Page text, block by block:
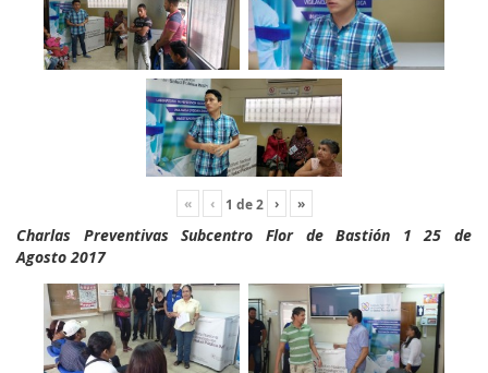
« ‹ 1 de2 › »
Charlas Preventivas Subcentro Flor de Bastión 1 25 de
Agosto 2017